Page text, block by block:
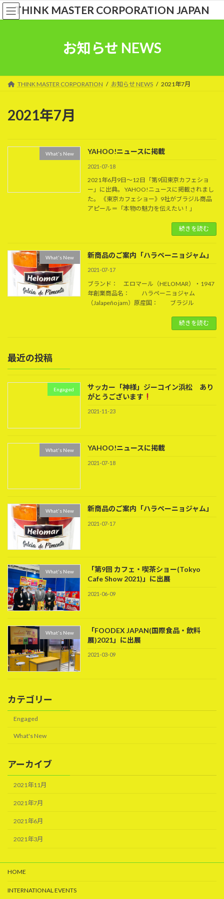
コ
ン
キ
ナ
ビ
に
THINK MASTER CORPORATION JAPAN
お知らせ NEWS
THINK MASTER CORPORATION お知らせ NEWS 2021年7月
2021年7月
What's New YAHOO!ニュースに掲載
2021-07-18
2021年6月9日〜12日「第9回東京カフェショ
ー」に出典。 YAHOO!ニュースに掲載されまし
た。 《東京カフェショー》9社がブラジル商品
アピール＝「本物の魅力を伝えたい！」
続きを読む
What's New 新商品のご案内「ハラペーニョジャム」
2021-07-17
ブランド： エロマール（HELOMAR）・1947
年創業商品名： ハラペーニョジャム
（Jalapeño jam）原産国： ブラジル
続きを読む
最近の投稿
Engaged
サッカー「神様」ジーコイン浜松 あり
がとうございます
2021-11-23
What's New YAHOO!ニュースに掲載
2021-07-18
What's New 新商品のご案内「ハラペーニョジャム」
2021-07-17
What's New
「第9回 カフェ・喫茶ショー(Tokyo
Cafe Show 2021)」に出展
2021-06-09
What's New
「FOODEX JAPAN(国際食品・飲料
展)2021」に出展
2021-03-09
カテゴリー
Engaged
What's New
アーカイブ
2021年11月
2021年7月
2021年6月
2021年3月
HOME
INTERNATIONAL EVENTS